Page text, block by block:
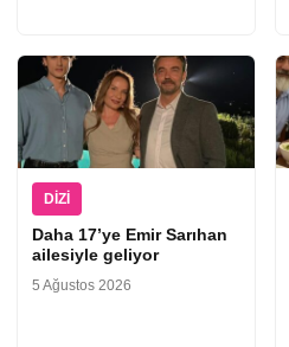
DIZI
Daha 17’ye Emir Sarıhan
ailesiyle geliyor
5 Ağustos 2026